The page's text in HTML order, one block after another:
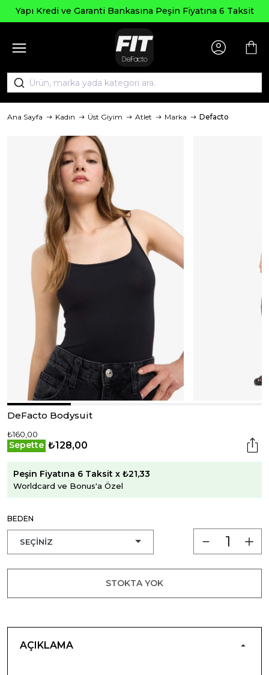
Yapı Kredi ve Garanti Bankasına Peşin Fiyatına 6 Taksit
Ana Sayfa Kadın Üst Giyim Atlet Marka Defacto
DeFacto Bodysuit
₺160,00
Sepette ₺128,00
Peşin Fiyatına 6 Taksit x ₺21,33
Worldcard ve Bonus'a Özel
BEDEN
STOKTA YOK
AÇIKLAMA